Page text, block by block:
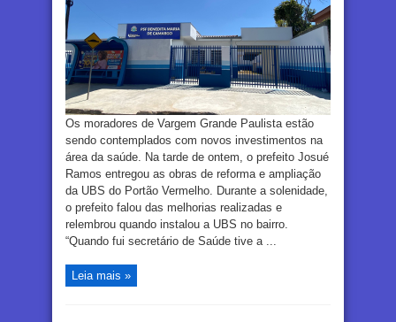
Os moradores de Vargem Grande Paulista estão
sendo contemplados com novos investimentos na
área da saúde. Na tarde de ontem, o prefeito Josué
Ramos entregou as obras de reforma e ampliação
da UBS do Portão Vermelho. Durante a solenidade,
o prefeito falou das melhorias realizadas e
relembrou quando instalou a UBS no bairro.
“Quando fui secretário de Saúde tive a ...
Leia mais »